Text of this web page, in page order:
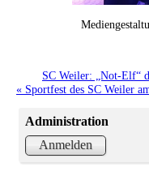
SC Weiler: „Not-Elf“
« Sportfest des SC Weiler
Administration
Anmelden